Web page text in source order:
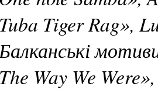
Tiger Rag»,
Way We